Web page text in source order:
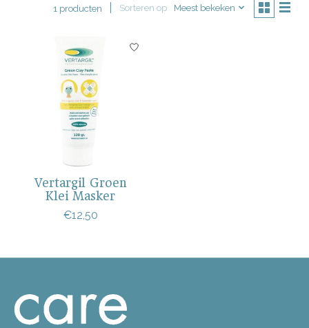
1 producten Sorteren op Meest bekeken
Vertargil Groen
Klei Masker
€12,50